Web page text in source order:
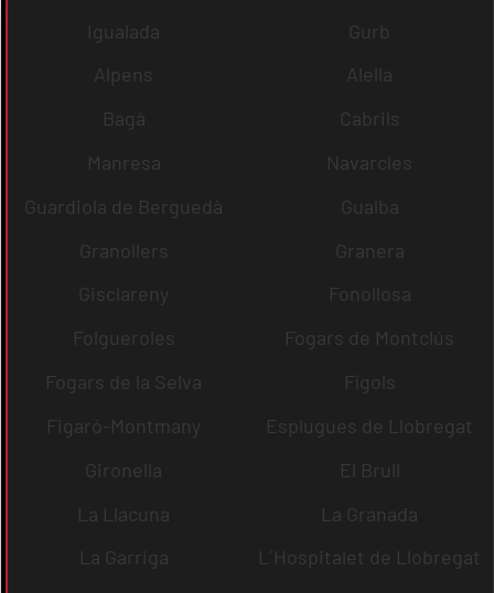
Igualada
Gurb
Alpens
Alella
Bagà
Cabrils
Manresa
Navarcles
Guardiola de Berguedà
Gualba
Granollers
Granera
Gisclareny
Fonollosa
Folgueroles
Fogars de Montclús
Fogars de la Selva
Fígols
Figaró-Montmany
Esplugues de Llobregat
Gironella
El Brull
La Llacuna
La Granada
La Garriga
L´Hospitalet de Llobregat